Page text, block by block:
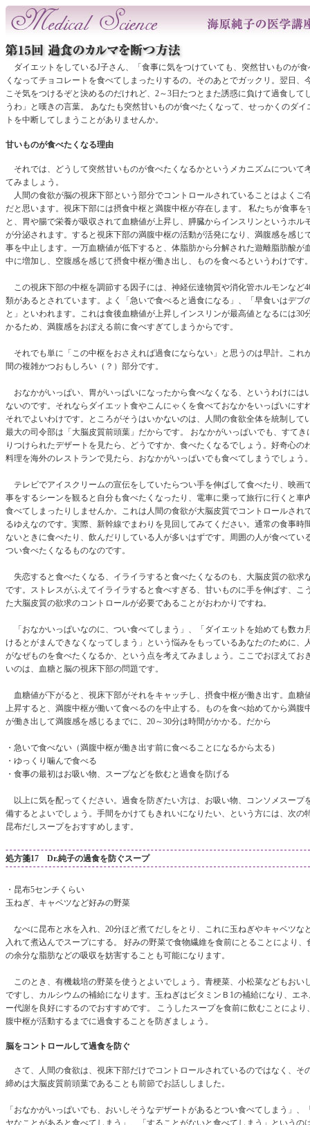
ダイエットをしているJ子さん、「食事に気をつけていても、突然甘いものが食
くなってチョコレートを食べてしまったりするの。そのあとでガックリ。翌日、
こそ気をつけるぞと決めるのだけれど、2～3日たつとまた誘惑に負けて過食して
うわ」と嘆きの言葉。 あなたも突然甘いものが食べたくなって、せっかくのダイ
トを中断してしまうことがありませんか。
甘いものが食べたくなる理由
それでは、どうして突然甘いものが食べたくなるかというメカニズムについて
てみましょう。
人間の食欲が脳の視床下部という部分でコントロールされていることはよくご
だと思います。視床下部には摂食中枢と満腹中枢が存在します。 私たちが食事を
と、胃や腸で栄養が吸収されて血糖値が上昇し、膵臓からインスリンというホル
が分泌されます。すると視床下部の満腹中枢の活動が活発になり、満腹感を感じ
事を中止します。一万血糖値が低下すると、体脂肪から分解された遊離脂肪酸が
中に増加し、空腹感を感じて摂食中枢が働き出し、ものを食べるというわけです
この視床下部の中枢を調節する因子には、神経伝達物質や消化管ホルモンなど
類があるとされています。よく「急いで食べると過食になる」、「早食いはデブ
と」といわれます。これは食後血糖値が上昇しインスリンが最高値となるには30
かるため、満腹感をおぽえる前に食べすぎてしまうからです。
それでも単に「この中枢をおさえれば過食にならない」と思うのは早計。これ
間の複雑かつおもしろい（？）部分です。
おなかがいっぱい、胃がいっぱいになったから食べなくなる、というわけには
ないのです。それならダイエット食やこんにゃくを食べておなかをいっぱいにす
それでよいわけです。ところがそうはいかないのは、人間の食欲全体を統制して
最大の司令部は「大脳皮質前頭葉」だからです。 おなかがいっぱいでも、すてき
りつけられたデザートを見たら、どうですか、食べたくなるでしょう。好奇心の
料理を海外のレストランで見たら、おなかがいっぱいでも食べてしまうでしょう
テレビでアイスクリームの宣伝をしていたらつい手を伸ばして食べたり、映画
事をするシーンを観ると自分も食べたくなったり、電車に乗って旅行に行くと車
食べてしまったりしませんか。これは人間の食欲が大脳皮質でコントロールされ
るゆえなのです。実際、新幹線でまわりを見回してみてください。通常の食事時
ないときに食べたり、飲んだりしている人が多いはずです。周囲の人が食べてい
つい食べたくなるものなのです。
失恋すると食べたくなる、イライラすると食べたくなるのも、大脳皮質の欲求
です。ストレスがふえてイライラすると食べすぎる、甘いものに手を伸ばす、こ
た大脳皮質の欲求のコントロールが必要であることがおわかりですね。
「おなかいっぱいなのに、つい食べてしまう」、「ダイエットを始めても数カ
けるとがまんできなくなってしまう」という悩みをもっているあなたのために、
がなぜものを食べたくなるか、という点を考えてみましょう。ここでおぼえてお
いのは、血糖と脳の視床下部の問題です。
血糖値が下がると、視床下部がそれをキャッチし、摂食中枢が働き出す。血糖
上昇すると、満腹中枢が働いて食べるのを中止する。ものを食べ始めてから満腹
が働き出して満腹感を感じるまでに、20～30分は時間がかかる。だから
・急いで食べない（満腹中枢が働き出す前に食べることになるから太る）
・ゆっくり噛んで食べる
・食事の最初はお吸い物、スープなどを飲むと過食を防げる
以上に気を配ってください。過食を防ぎたい方は、お吸い物、コンソメスープ
備するとよいでしょう。手間をかけてもきれいになりたい、という方には、次の
昆布だしスープをおすすめします。
処方箋17 Dr.純子の過食を防ぐスープ
・昆布5センチくらい
玉ねぎ、キャベツなど好みの野菜
なべに昆布と水を入れ、20分ほど煮てだしをとり、これに玉ねぎやキャベツな
入れて煮込んでスープにする。 好みの野菜で食物繊維を食前にとることにより、
の余分な脂肪などの吸収を妨害することも可能になります。
このとき、有機栽培の野菜を使うとよいでしょう。青梗菜、小松菜などもおい
ですし、カルシウムの補給になります。玉ねぎはビタミンＢ1の補給になり、エ
ー代謝を良好にするのでおすすめです。 こうしたスープを食前に飲むことにより
腹中枢が活動するまでに過食することを防ぎましょう。
脳をコントロールして過食を防ぐ
さて、人間の食欲は、視床下部だけでコントロールされているのではなく、そ
締めは大脳皮質前頭葉であることも前節でお話ししました。
「おなかがいっぱいでも、おいしそうなデザートがあるとつい食べてしまう」、
ヤなことがあると食べてしまう」、「することがないと食べてしまう」というの